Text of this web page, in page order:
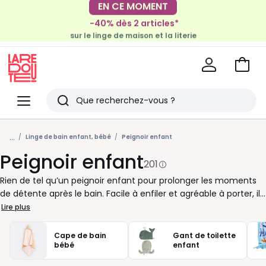
EN CE MOMENT
-30€ tous les 100€*
sur le meuble & la déco
-40% dès 2 articles*
sur le linge de maison et la literie
Menu
Redoute
Rechercher
Derniers
articles
vus
Voir
... Linge de bain enfant, bébé Peignoir enfant
Peignoir enfant201
Rien de tel qu’un peignoir enfant pour prolonger les moments
de détente après le bain. Facile à enfiler et agréable à porter, il
devient vite un indispensable du quotidien. Avec sa texture
moelleuse et son enveloppe légère, il garde votre enfant bien
au chaud tout en lui assurant une liberté de mouvement idéale
pour jouer, lire ou simplement se reposer. Selon vos envies, vous
trouverez des modèles unis ou aux motifs subtils, déclinés dans
Lire plus
Cape de bain
bébé
Gant de toilette
enfant